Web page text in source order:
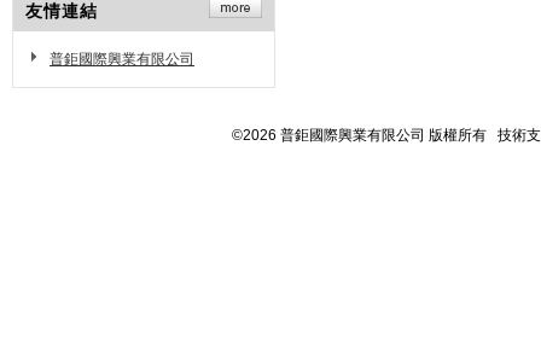
友情連結
普鉅國際興業有限公司
©2026 普鉅國際興業有限公司 版權所有 技術